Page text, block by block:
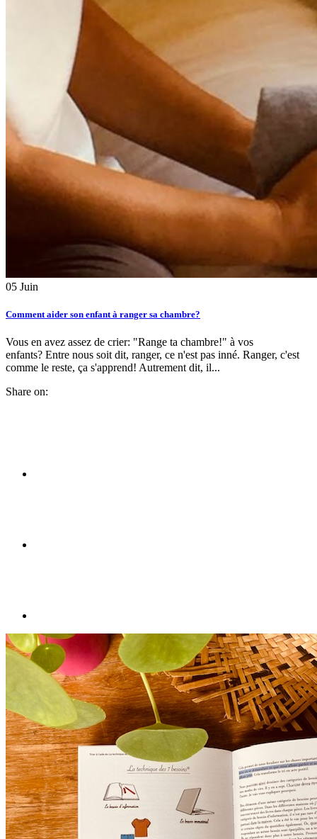
05 Juin
Comment aider son enfant à ranger sa chambre?
Vous en avez assez de crier: "Range ta chambre!" à vos
enfants? Entre nous soit dit, ranger, ce n'est pas inné. Ranger, c'est
comme le reste, ça s'apprend! Autrement dit, il...
Share on: